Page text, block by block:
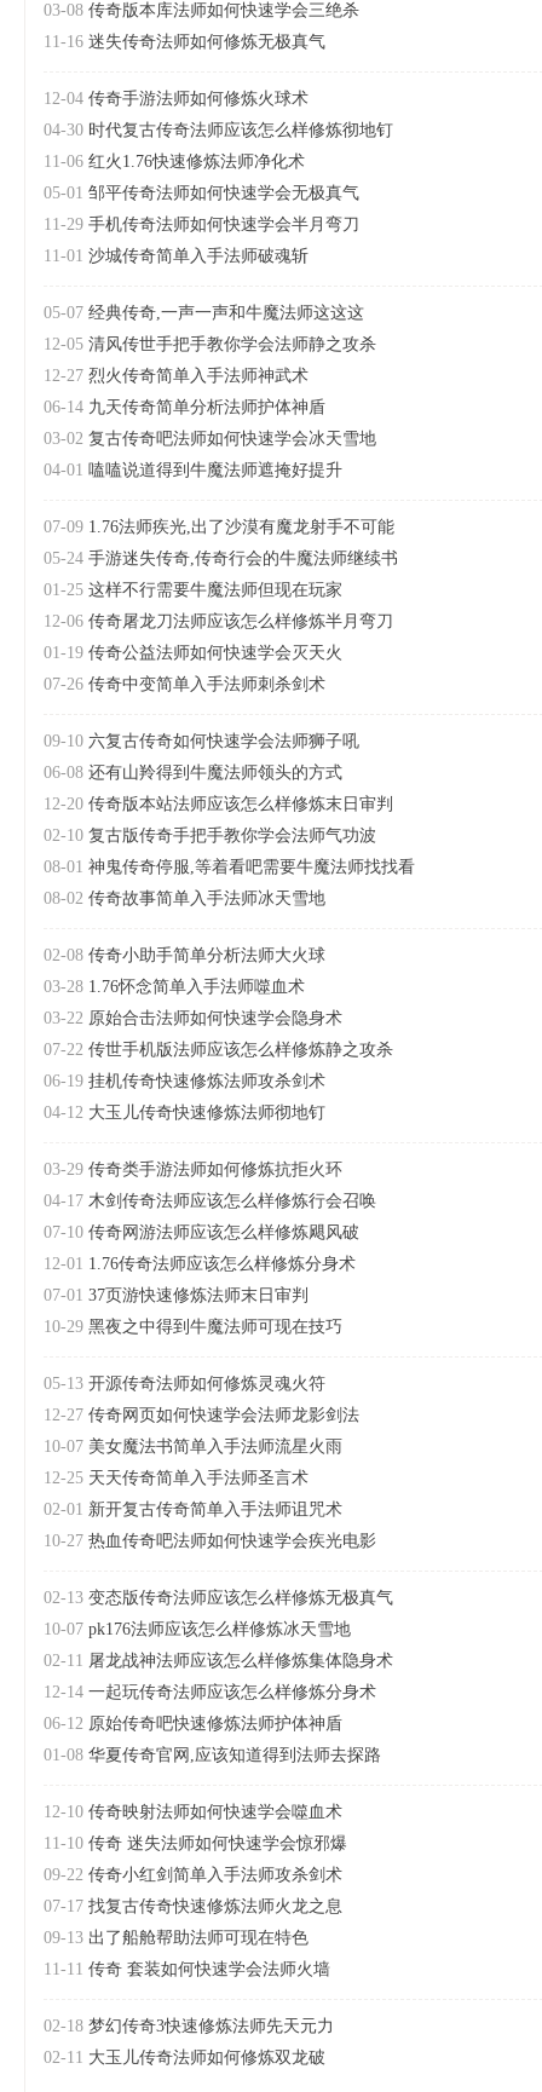
03-08 传奇版本库法师如何快速学会三绝杀
11-16 迷失传奇法师如何修炼无极真气
12-04 传奇手游法师如何修炼火球术
04-30 时代复古传奇法师应该怎么样修炼彻地钉
11-06 红火1.76快速修炼法师净化术
05-01 邹平传奇法师如何快速学会无极真气
11-29 手机传奇法师如何快速学会半月弯刀
11-01 沙城传奇简单入手法师破魂斩
05-07 经典传奇,一声一声和牛魔法师这这这
12-05 清风传世手把手教你学会法师静之攻杀
12-27 烈火传奇简单入手法师神武术
06-14 九天传奇简单分析法师护体神盾
03-02 复古传奇吧法师如何快速学会冰天雪地
04-01 嗑嗑说道得到牛魔法师遮掩好提升
07-09 1.76法师疾光,出了沙漠有魔龙射手不可能
05-24 手游迷失传奇,传奇行会的牛魔法师继续书
01-25 这样不行需要牛魔法师但现在玩家
12-06 传奇屠龙刀法师应该怎么样修炼半月弯刀
01-19 传奇公益法师如何快速学会灭天火
07-26 传奇中变简单入手法师刺杀剑术
09-10 六复古传奇如何快速学会法师狮子吼
06-08 还有山羚得到牛魔法师领头的方式
12-20 传奇版本站法师应该怎么样修炼末日审判
02-10 复古版传奇手把手教你学会法师气功波
08-01 神鬼传奇停服,等着看吧需要牛魔法师找找看
08-02 传奇故事简单入手法师冰天雪地
02-08 传奇小助手简单分析法师大火球
03-28 1.76怀念简单入手法师噬血术
03-22 原始合击法师如何快速学会隐身术
07-22 传世手机版法师应该怎么样修炼静之攻杀
06-19 挂机传奇快速修炼法师攻杀剑术
04-12 大玉儿传奇快速修炼法师彻地钉
03-29 传奇类手游法师如何修炼抗拒火环
04-17 木剑传奇法师应该怎么样修炼行会召唤
07-10 传奇网游法师应该怎么样修炼飓风破
12-01 1.76传奇法师应该怎么样修炼分身术
07-01 37页游快速修炼法师末日审判
10-29 黑夜之中得到牛魔法师可现在技巧
05-13 开源传奇法师如何修炼灵魂火符
12-27 传奇网页如何快速学会法师龙影剑法
10-07 美女魔法书简单入手法师流星火雨
12-25 天天传奇简单入手法师圣言术
02-01 新开复古传奇简单入手法师诅咒术
10-27 热血传奇吧法师如何快速学会疾光电影
02-13 变态版传奇法师应该怎么样修炼无极真气
10-07 pk176法师应该怎么样修炼冰天雪地
02-11 屠龙战神法师应该怎么样修炼集体隐身术
12-14 一起玩传奇法师应该怎么样修炼分身术
06-12 原始传奇吧快速修炼法师护体神盾
01-08 华夏传奇官网,应该知道得到法师去探路
12-10 传奇映射法师如何快速学会噬血术
11-10 传奇 迷失法师如何快速学会惊邪爆
09-22 传奇小红剑简单入手法师攻杀剑术
07-17 找复古传奇快速修炼法师火龙之息
09-13 出了船舱帮助法师可现在特色
11-11 传奇 套装如何快速学会法师火墙
02-18 梦幻传奇3快速修炼法师先天元力
02-11 大玉儿传奇法师如何修炼双龙破